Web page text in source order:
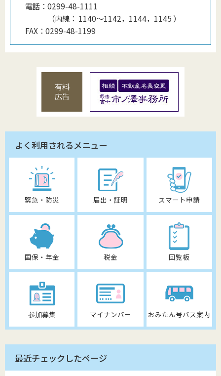
電話： 0299-48-1111
（内線 ： 1140〜1142，1144，1145 ）
FAX： 0299-48-1199
有料
広告
よく利用されるメニュー
緊急・防災 届出・証明 スマート申請
国保・年金 税金 回覧板
参加募集 マイナンバー おみたん号バス案内
最近チェックしたページ